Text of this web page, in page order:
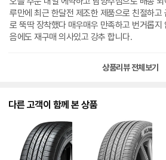
루만에 최근 한달전 제조한 제품으로 친절하고 꼼꼼하게 하루만에 일사천리
로 뚝딱 장착했다 매우매우 만족하고 번거롭지 않고 아주 편리한것 같다 다
음에도 재구매 의사있고 강추 합니다.
상품리뷰 전체보기
다른 고객이 함께 본 상품